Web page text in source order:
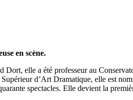
en scène.
elle a été professeur au
d’Art Dramatique, elle est
spectacles. Elle devient la